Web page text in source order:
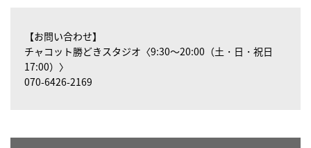
【お問い合わせ】
チャコット勝どきスタジオ〈9:30～20:00（土・日・祝日
17:00）〉
070-6426-2169